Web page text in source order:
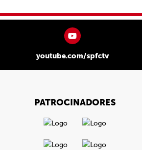
youtube.com/spfctv
PATROCINADORES